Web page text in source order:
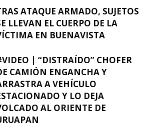
ATAQUE ARMADO, SUJETOS
LLEVAN EL CUERPO DE LA
EN BUENAVISTA
| “DISTRAÍDO” CHOFER
CAMIÓN ENGANCHA Y
A VEHÍCULO
Y LO DEJA
AL ORIENTE DE